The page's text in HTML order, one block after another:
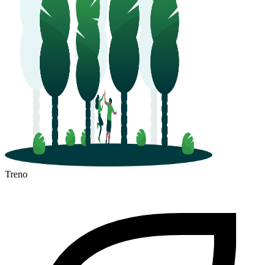
Treno